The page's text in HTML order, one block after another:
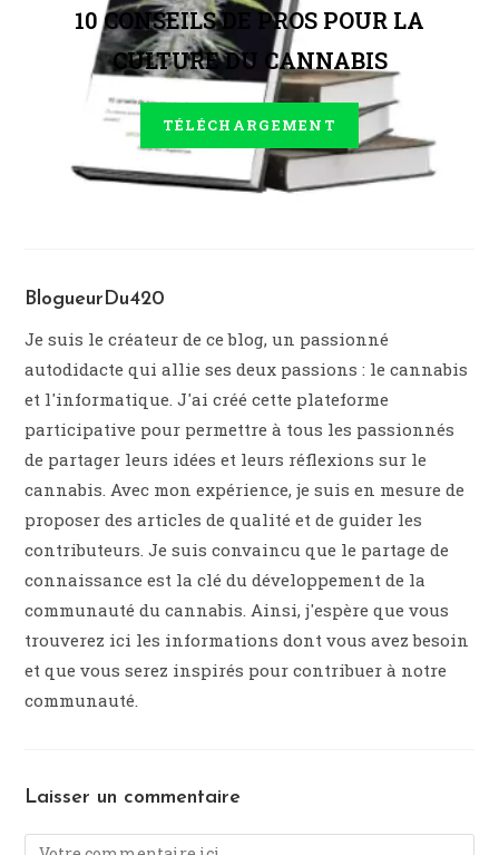
10 CONSEILS DE PROS POUR LA
CULTURE DU CANNABIS
TÉLÉCHARGEMENT
BlogueurDu420
Je suis le créateur de ce blog, un passionné
autodidacte qui allie ses deux passions : le cannabis
et l'informatique. J'ai créé cette plateforme
participative pour permettre à tous les passionnés
de partager leurs idées et leurs réflexions sur le
cannabis. Avec mon expérience, je suis en mesure de
proposer des articles de qualité et de guider les
contributeurs. Je suis convaincu que le partage de
connaissance est la clé du développement de la
communauté du cannabis. Ainsi, j'espère que vous
trouverez ici les informations dont vous avez besoin
et que vous serez inspirés pour contribuer à notre
communauté.
Laisser un commentaire
Comment